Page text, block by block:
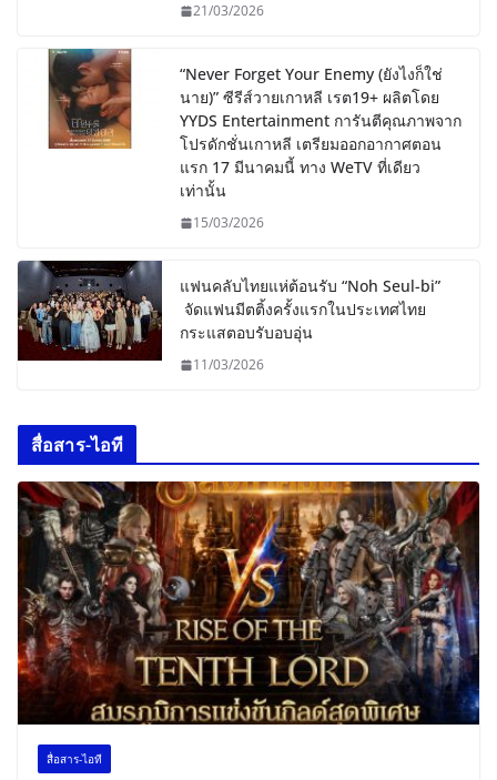
21/03/2026
“Never Forget Your Enemy (ยังไงก็ใช่
นาย)” ซีรีส์วายเกาหลี เรต19+ ผลิตโดย
YYDS Entertainment การันตีคุณภาพจาก
โปรดักชั่นเกาหลี เตรียมออกอากาศตอน
แรก 17 มีนาคมนี้ ทาง WeTV ที่เดียว
เท่านั้น
15/03/2026
แฟนคลับไทยแห่ต้อนรับ “Noh Seul-bi”
จัดแฟนมีตติ้งครั้งแรกในประเทศไทย
กระแสตอบรับอบอุ่น
11/03/2026
สื่อสาร-ไอที
สื่อสาร-ไอที